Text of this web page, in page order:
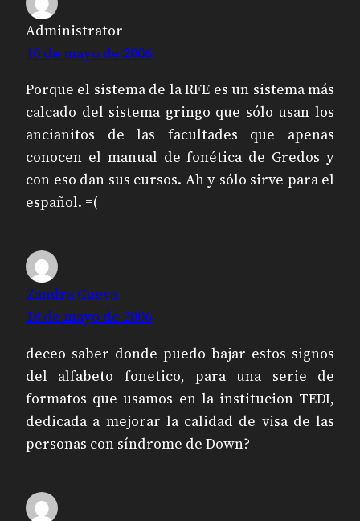
Administrator
10 de mayo de 2006
Porque el sistema de la RFE es un sistema más
calcado del sistema gringo que sólo usan los
ancianitos de las facultades que apenas
conocen el manual de fonética de Gredos y
con eso dan sus cursos. Ah y sólo sirve para el
español. =(
Zandra Cueva
18 de mayo de 2006
deceo saber donde puedo bajar estos signos
del alfabeto fonetico, para una serie de
formatos que usamos en la institucion TEDI,
dedicada a mejorar la calidad de visa de las
personas con síndrome de Down?